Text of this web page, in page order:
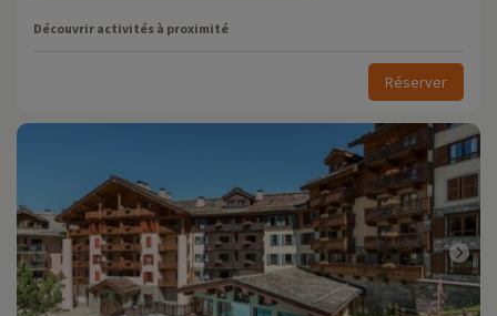
Découvrir activités à proximité
Réserver